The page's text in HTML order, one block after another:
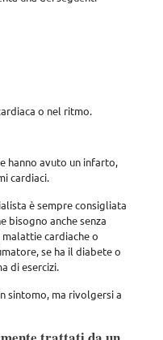
o nel ritmo.
hanno avuto un infarto,
cardiaci.
è sempre consigliata
bisogno anche senza
cardiache o
se ha il diabete o
di esercizi.
sintomo, ma rivolgersi a